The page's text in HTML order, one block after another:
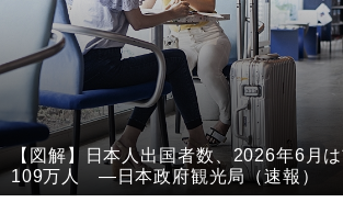
【図解】日本人出国者数、2026年6月
109万人 ―日本政府観光局（速報）